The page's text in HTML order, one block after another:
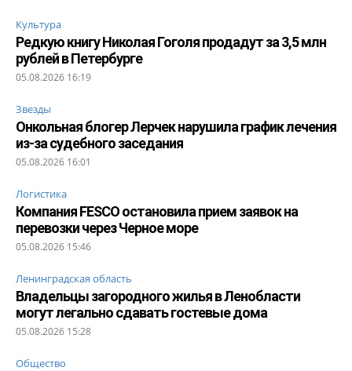
Культура
Редкую книгу Николая Гоголя продадут за 3,5 млн
рублей в Петербурге
05.08.2026 16:19
Звезды
Онкольная блогер Лерчек нарушила график лечения
из-за судебного заседания
05.08.2026 16:01
Логистика
Компания FESCO остановила прием заявок на
перевозки через Черное море
05.08.2026 15:46
Ленинградская область
Владельцы загородного жилья в Ленобласти
могут легально сдавать гостевые дома
05.08.2026 15:28
Общество